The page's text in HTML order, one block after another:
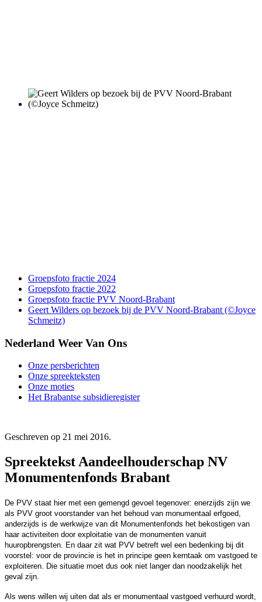
Groepsfoto fractie 2024
Groepsfoto fractie 2022
Groepsfoto fractie PVV Noord-Brabant
Geert Wilders op bezoek bij de PVV Noord-Brabant (©Joyce
Schmeitz)
Nederland Weer Van Ons
Onze persberichten
Onze spreekteksten
Onze moties
Het Brabantse subsidieregister
Geschreven op 21 mei 2016.
Spreektekst Aandeelhouderschap NV
Monumentenfonds Brabant
De PVV staat hier met een gemengd gevoel tegenover: enerzijds zijn we
als PVV groot voorstander van het behoud van monumentaal erfgoed,
anderzijds is de werkwijze van dit Monumentenfonds het bekostigen van
haar activiteiten door exploitatie van de monumenten vanuit
huuropbrengsten. En daar zit wat PVV betreft wel een bedenking bij dit
voorstel: voor de provincie is het in principe geen kerntaak om vastgoed te
exploiteren. Die situatie moet dus ook niet langer dan noodzakelijk het
geval zijn.
Als wens willen wij uiten dat als er monumentaal vastgoed verhuurd wordt,